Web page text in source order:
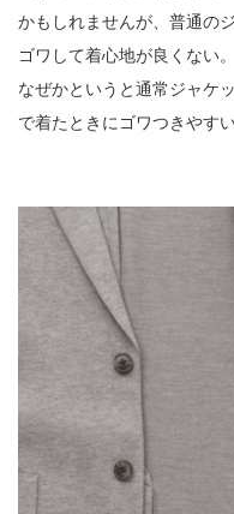
かもしれませんが、普通の
ゴワして着心地が良くない。
なぜかというと通常ジャケ
で着たときにゴワつきやす